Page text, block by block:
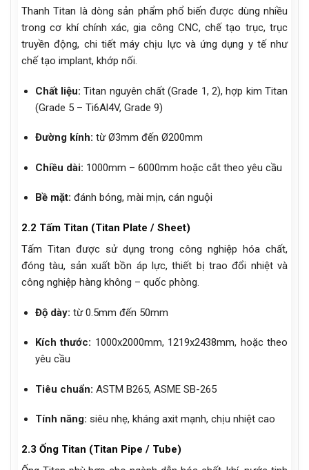
Thanh Titan là dòng sản phẩm phổ biến được dùng nhiều
trong cơ khí chính xác, gia công CNC, chế tạo trục, trục
truyền động, chi tiết máy chịu lực và ứng dụng y tế như
chế tạo implant, khớp nối.
Chất liệu: Titan nguyên chất (Grade 1, 2), hợp kim Titan
(Grade 5 – Ti6Al4V, Grade 9)
Đường kính: từ Ø3mm đến Ø200mm
Chiều dài: 1000mm – 6000mm hoặc cắt theo yêu cầu
Bề mặt: đánh bóng, mài mịn, cán nguội
2.2 Tấm Titan (Titan Plate / Sheet)
Tấm Titan được sử dụng trong công nghiệp hóa chất,
đóng tàu, sản xuất bồn áp lực, thiết bị trao đổi nhiệt và
công nghiệp hàng không – quốc phòng.
Độ dày: từ 0.5mm đến 50mm
Kích thước: 1000x2000mm, 1219x2438mm, hoặc theo
yêu cầu
Tiêu chuẩn: ASTM B265, ASME SB-265
Tính năng: siêu nhẹ, kháng axit mạnh, chịu nhiệt cao
2.3 Ống Titan (Titan Pipe / Tube)